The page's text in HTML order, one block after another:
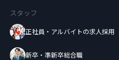
スタッフ
正社員・アルバイトの求人採用
新卒・準新卒総合職